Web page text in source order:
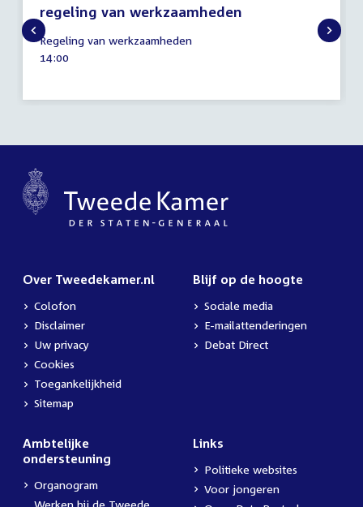
regeling van werkzaamheden
17
september
2009
Regeling van werkzaamheden
Tijd
14:00
Over Tweedekamer.nl
Colofon
Disclaimer
Uw privacy
Cookies
Toegankelijkheid
Sitemap
Blijf op de hoogte
Sociale media
E-mailattenderingen
Debat Direct
Ambtelijke
ondersteuning
Organogram
Werken bij de Tweede
Links
Politieke websites
Voor jongeren